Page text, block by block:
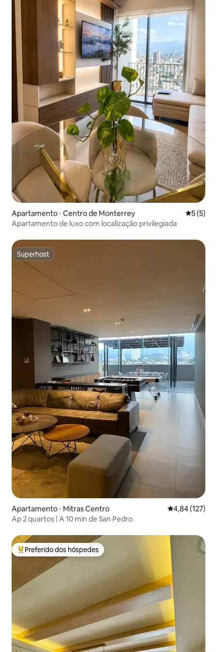
Apartamento ⋅ Centro de Monterrey 5 de
5 (5)
Apartamento de luxo com localização privilegiada
Superhost
Superhost
Apartamento ⋅ Mitras Centro 4,84 de uma
4,84 (127)
Ap 2 quartos | A 10 min de San Pedro
Entre os melhores preferidos dos hóspedes
Preferido dos hóspedes